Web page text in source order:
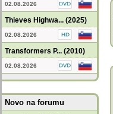
02.08.2026
Thieves Highwa... (2025)
02.08.2026
Transformers P... (2010)
02.08.2026
Novo na forumu